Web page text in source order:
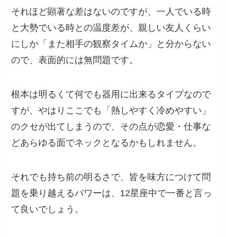
それほど顕著な差はないのですが、一人でいる時
と大勢でいる時との温度差が、親しい友人くらい
にしか「また相手の観察タイムか」と分からない
ので、表面的には無問題です。
根本は明るくて何でも器用に出来るタイプなので
すが、やはりここでも「熱しやすく冷めやすい」
のクセが出てしまうので、その点が恋愛・仕事な
どあらゆる面でネックとなるかもしれません。
それでも持ち前の明るさで、皆を味方につけて問
題を乗り越えるパワーは、12星座中で一番と言っ
て良いでしょう。